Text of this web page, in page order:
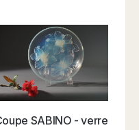
SABINO - verre